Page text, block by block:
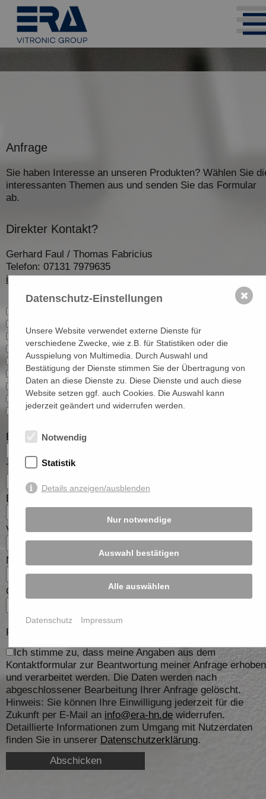
Anfrage
Sie haben Interesse an unseren Produkten? Wählen Sie
interessanten Themen aus und senden Sie das Formular
ab.
Direkter Kontakt?
Gerhard Faul / Thomas Fabricius
Telefon: 07131 7979635
info@era-hn.de
Mobile Messanlagen
Enforcement Trailer
Stationäre Messanlagen
Geschwindigkeitsanzeigen
Verkehrszählgeräte
Mobile Datenerfassung
Consulting
E-Mail
Telefon
Behörde
Vorname
Nachname
Ort
Pflichtfelder sind mit einem * gekennzeichnet.
Ich stimme zu, dass meine Angaben aus dem
Kontaktformular zur Beantwortung meiner Anfrage erhoben
und verarbeitet werden. Die Daten werden nach
abgeschlossener Bearbeitung Ihrer Anfrage gelöscht.
Hinweis: Sie können Ihre Einwilligung jederzeit für die
Zukunft per E-Mail an info@era-hn.de widerrufen.
Detaillierte Informationen zum Umgang mit Nutzerdaten
finden Sie in unserer Datenschutzerklärung.
Abschicken
Datenschutz-Einstellungen
Unsere Website verwendet externe Dienste für
verschiedene Zwecke, wie z.B. für Statistiken oder die
Ausspielung von Multimedia. Durch Auswahl und
Bestätigung der Dienste stimmen Sie der Übertragung von
Daten an diese Dienste zu. Diese Dienste und auch diese
Website setzen ggf. auch Cookies. Die Auswahl kann
jederzeit geändert und widerrufen werden.
Notwendig
Statistik
Details anzeigen/ausblenden
Nur notwendige
Auswahl bestätigen
Alle auswählen
Datenschutz Impressum
✖